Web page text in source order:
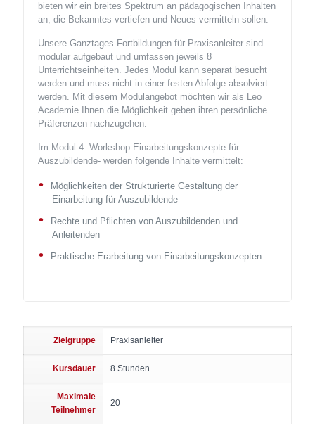
bieten wir ein breites Spektrum an pädagogischen Inhalten
an, die Bekanntes vertiefen und Neues vermitteln sollen.
Unsere Ganztages-Fortbildungen für Praxisanleiter sind
modular aufgebaut und umfassen jeweils 8
Unterrichtseinheiten. Jedes Modul kann separat besucht
werden und muss nicht in einer festen Abfolge absolviert
werden. Mit diesem Modulangebot möchten wir als Leo
Academie Ihnen die Möglichkeit geben ihren persönliche
Präferenzen nachzugehen.
Im Modul 4 -Workshop Einarbeitungskonzepte für
Auszubildende- werden folgende Inhalte vermittelt:
Möglichkeiten der Strukturierte Gestaltung der
Einarbeitung für Auszubildende
Rechte und Pflichten von Auszubildenden und
Anleitenden
Praktische Erarbeitung von Einarbeitungskonzepten
Zielgruppe Praxisanleiter
Kursdauer 8 Stunden
Maximale
Teilnehmer
20